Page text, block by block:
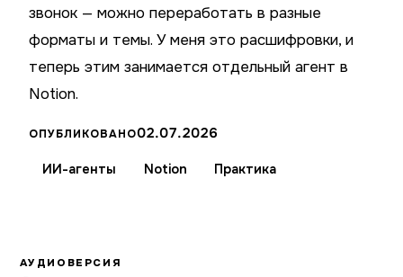
звонок — можно переработать в разные
форматы и темы. У меня это расшифровки, и
теперь этим занимается отдельный агент в
Notion.
ОПУБЛИКОВАНО02.07.2026
ИИ-агенты Notion Практика
АУДИОВЕРСИЯ